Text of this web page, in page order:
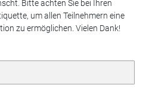
Bitte achten Sie bei Ihren
um allen Teilnehmern eine
zu ermöglichen. Vielen Dank!